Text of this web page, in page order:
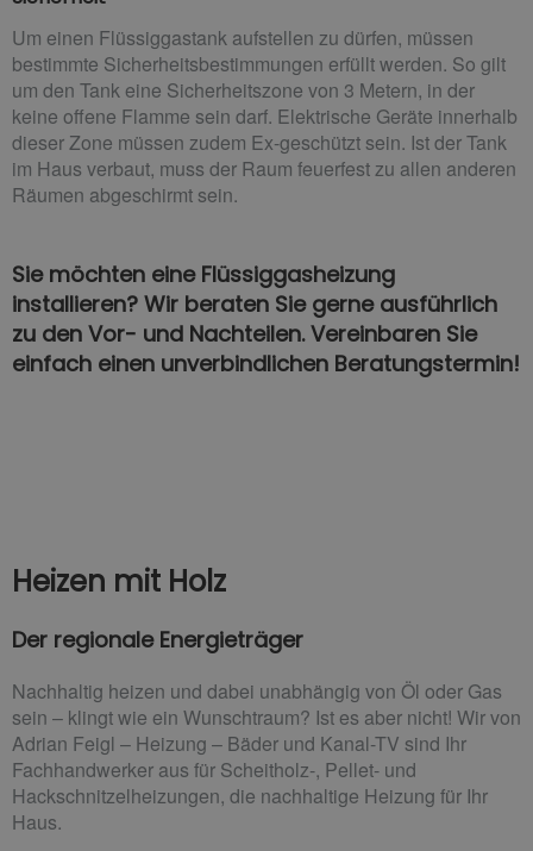
Um einen Flüssiggastank aufstellen zu dürfen, müssen
bestimmte Sicherheitsbestimmungen erfüllt werden. So gilt
um den Tank eine Sicherheitszone von 3 Metern, in der
keine offene Flamme sein darf. Elektrische Geräte innerhalb
dieser Zone müssen zudem Ex-geschützt sein. Ist der Tank
im Haus verbaut, muss der Raum feuerfest zu allen anderen
Räumen abgeschirmt sein.
Sie möchten eine Flüssiggasheizung
installieren? Wir beraten Sie gerne ausführlich
zu den Vor- und Nachteilen. Vereinbaren Sie
einfach einen unverbindlichen Beratungstermin!
Heizen mit Holz
Der regionale Energieträger
Nachhaltig heizen und dabei unabhängig von Öl oder Gas
sein – klingt wie ein Wunschtraum? Ist es aber nicht! Wir von
Adrian Feigl – Heizung – Bäder und Kanal-TV sind Ihr
Fachhandwerker aus für Scheitholz-, Pellet- und
Hackschnitzelheizungen, die nachhaltige Heizung für Ihr
Haus.